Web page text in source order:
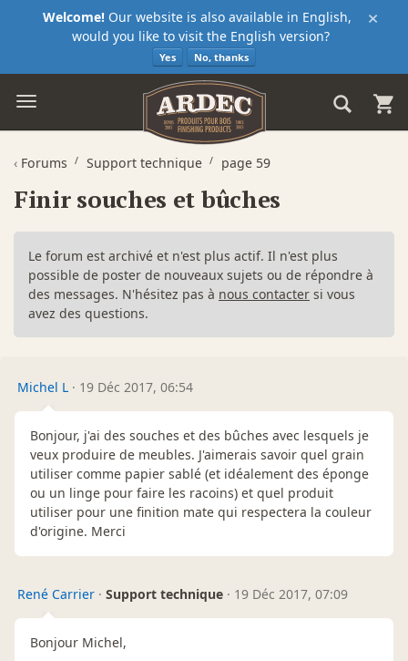
×
Welcome! Our website is also available in English,
would you like to visit the English version?
Yes No, thanks
‹ Forums Support technique page 59
Finir souches et bûches
Le forum est archivé et n'est plus actif. Il n'est plus
possible de poster de nouveaux sujets ou de répondre à
des messages. N'hésitez pas à nous contacter si vous
avez des questions.
Michel L · 19 Déc 2017, 06:54
Bonjour, j'ai des souches et des bûches avec lesquels je
veux produire de meubles. J'aimerais savoir quel grain
utiliser comme papier sablé (et idéalement des éponge
ou un linge pour faire les racoins) et quel produit
utiliser pour une finition mate qui respectera la couleur
d'origine. Merci
René Carrier · Support technique · 19 Déc 2017, 07:09
Bonjour Michel,